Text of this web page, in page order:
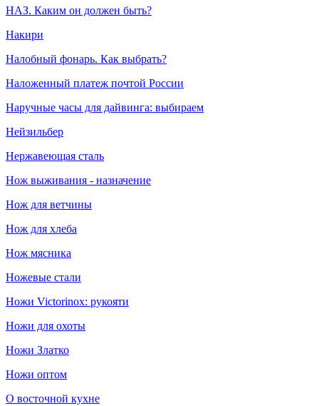
НАЗ. Каким он должен быть?
Накири
Налобный фонарь. Как выбрать?
Наложенный платеж почтой России
Наручные часы для дайвинга: выбираем
Нейзильбер
Нержавеющая сталь
Нож выживания - назначение
Нож для ветчины
Нож для хлеба
Нож мясника
Ножевые стали
Ножи Victorinox: рукояти
Ножи для охоты
Ножи Златко
Ножи оптом
О восточной кухне